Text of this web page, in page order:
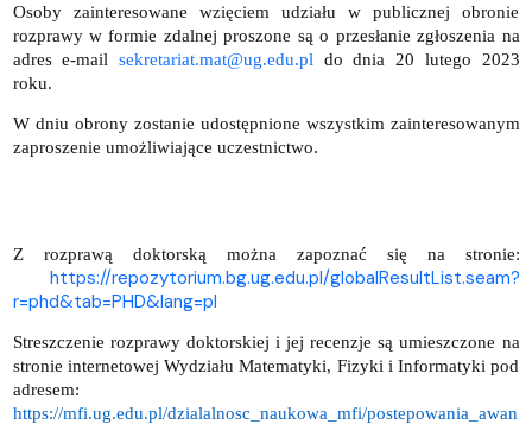
Osoby zainteresowane wzięciem udziału w publicznej obronie
rozprawy w formie zdalnej proszone są o przesłanie zgłoszenia na
adres e-mail sekretariat.mat@ug.edu.pl do dnia 20 lutego 2023
roku.
W dniu obrony zostanie udostępnione wszystkim zainteresowanym
zaproszenie umożliwiające uczestnictwo.
Z rozprawą doktorską można zapoznać się na stronie:
https://repozytorium.bg.ug.edu.pl/globalResultList.seam?
r=phd&tab=PHD&lang=pl
Streszczenie rozprawy doktorskiej i jej recenzje są umieszczone na
stronie internetowej Wydziału Matematyki, Fizyki i Informatyki pod
adresem:
https://mfi.ug.edu.pl/dzialalnosc_naukowa_mfi/postepowania_awan